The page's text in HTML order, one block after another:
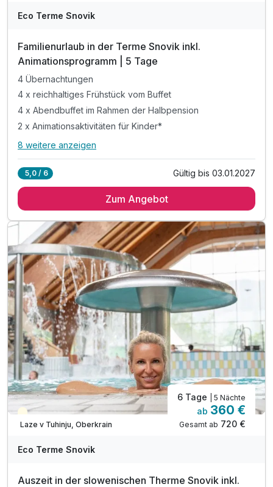
Eco Terme Snovik
Familienurlaub in der Terme Snovik inkl.
Animationsprogramm | 5 Tage
4 Übernachtungen
4 x reichhaltiges Frühstück vom Buffet
4 x Abendbuffet im Rahmen der Halbpension
2 x Animationsaktivitäten für Kinder*
Alle Inklusivleistungen
4 x reichhaltiges Frühstück vom Buffet
2 x Animationsaktivitäten für Kinder*
inkl. Eintritt in die Innen- und Außenthermalbäder
inkl. Leitfaden zur Familienerforschung**
inkl. Snovicek Malbuch für Kinder
inkl. Nacht-Fackelwanderung zur Thermalquelle***
inkl. Eintritt in die Innen- und Außenthermalbäder
inkl. Nachtschwimmen in den Thermalbädern****
inkl. Outdoor-Fitnessbereich & Kneipp-Barfußwege
inkl. traditionell slowenisches Abendessen*****
8 weitere anzeigen
5,0 / 6 Gültig bis 03.01.2027
Zum Angebot
Teilweise ausgelastet
Laze v Tuhinju, Oberkrain
6 Tage | 5 Nächte
ab 360 €
Gesamt ab 720 €
Eco Terme Snovik
Auszeit in der slowenischen Therme Snovik inkl.